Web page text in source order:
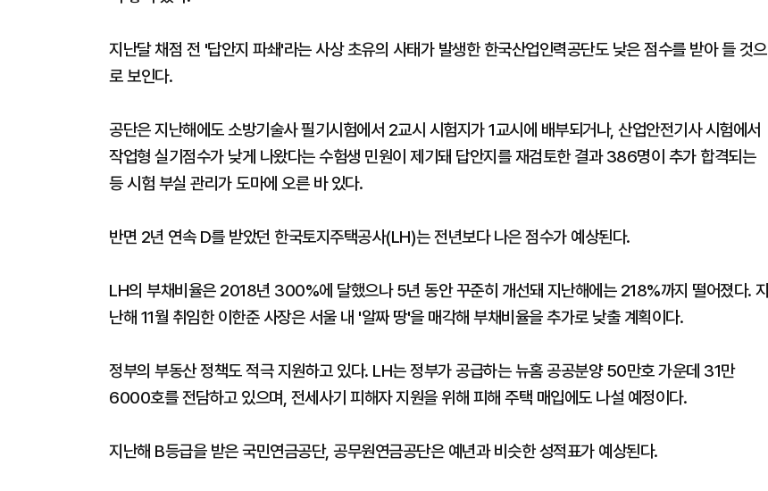
지난달 채점 전 '답안지 파쇄'라는 사상 초유의 사태가 발생한 한국산업인력공단도 낮은 점수를 받아 들 것으
로 보인다.
공단은 지난해에도 소방기술사 필기시험에서 2교시 시험지가 1교시에 배부되거나, 산업안전기사 시험에서
작업형 실기점수가 낮게 나왔다는 수험생 민원이 제기돼 답안지를 재검토한 결과 386명이 추가 합격되는
등 시험 부실 관리가 도마에 오른 바 있다.
반면 2년 연속 D를 받았던 한국토지주택공사(LH)는 전년보다 나은 점수가 예상된다.
LH의 부채비율은 2018년 300%에 달했으나 5년 동안 꾸준히 개선돼 지난해에는 218%까지 떨어졌다. 지
난해 11월 취임한 이한준 사장은 서울 내 '알짜 땅'을 매각해 부채비율을 추가로 낮출 계획이다.
정부의 부동산 정책도 적극 지원하고 있다. LH는 정부가 공급하는 뉴홈 공공분양 50만호 가운데 31만
6000호를 전담하고 있으며, 전세사기 피해자 지원을 위해 피해 주택 매입에도 나설 예정이다.
지난해 B등급을 받은 국민연금공단, 공무원연금공단은 예년과 비슷한 성적표가 예상된다.